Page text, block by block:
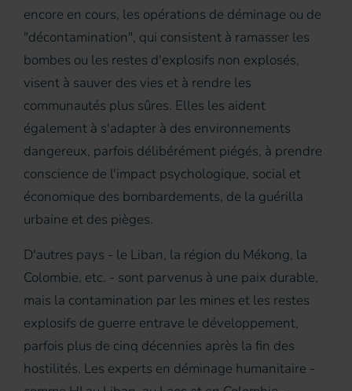
encore en cours, les opérations de déminage ou de
"décontamination", qui consistent à ramasser les
bombes ou les restes d'explosifs non explosés,
visent à sauver des vies et à rendre les
communautés plus sûres. Elles les aident
également à s'adapter à des environnements
dangereux, parfois délibérément piégés, à prendre
conscience de l'impact psychologique, social et
économique des bombardements, de la guérilla
urbaine et des pièges.
D'autres pays - le Liban, la région du Mékong, la
Colombie, etc. - sont parvenus à une paix durable,
mais la contamination par les mines et les restes
explosifs de guerre entrave le développement,
parfois plus de cinq décennies après la fin des
hostilités. Les experts en déminage humanitaire -